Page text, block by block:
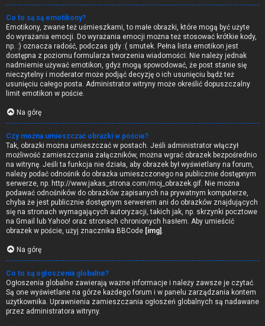
Co to są są emotikony?
Emotikony, zwane też uśmieszkami, to małe obrazki, które mogą być użyte
do wyrażania emocji. Do wyrażania emocji można też stosować krótkie kody,
np. :) oznacza radość, podczas gdy :( smutek. Pełna lista emotikon jest
dostępna z poziomu formularza tworzenia wiadomości. Nie należy jednak
nadmiernie używać emotikon, gdyż mogą spowodować, że post stanie się
nieczytelny i moderator może podjąć decyzję o ich usunięciu bądź też
usunięciu całego posta. Administrator witryny może określić dopuszczalny
limit emotikon w poście.
Na górę
Czy można umieszczać obrazki w poście?
Tak, obrazki można umieszczać w postach. Jeśli administrator włączył
możliwość zamieszczania załączników, można wgrać obrazek bezpośrednio
na witrynę. Jeśli ta funkcja nie działa, aby obrazek był wyświetlany na forum,
należy podać odnośnik do obrazka umieszczonego na publicznie dostępnym
serwerze, np. http://www.jakas_strona.com/moj_obrazek.gif. Nie można
podawać odnośników do obrazków zapisanych na prywatnym komputerze,
chyba że jest publicznie dostępnym serwerem ani do obrazków znajdujących
się na stronach wymagających autoryzacji, takich jak, np. skrzynki pocztowe
na Gmail lub Yahoo! oraz stronach chronionych hasłem. Aby umieścić
obrazek w poście, użyj znacznika BBCode [img] .
Na górę
Co to są ogłoszenia globalne?
Ogłoszenia globalne zawierają ważne informacje i należy zawsze je czytać.
Są one wyświetlane na górze każdego forum i w panelu zarządzania kontem
użytkownika. Uprawnienia zamieszczania ogłoszeń globalnych są nadawane
przez administratora witryny.